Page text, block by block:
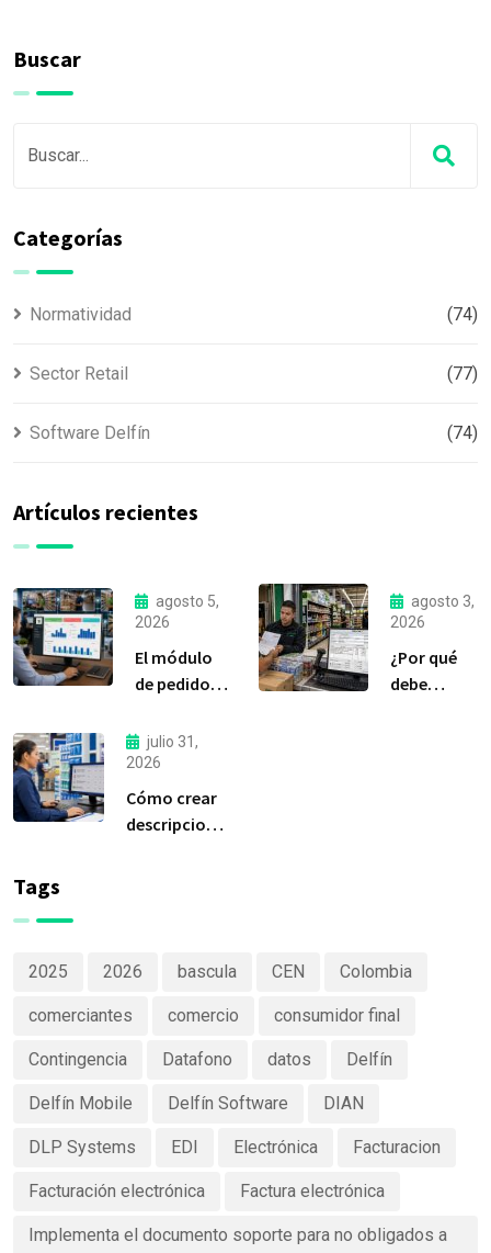
Buscar
Categorías
Normatividad (74)
Sector Retail (77)
Software Delfín (74)
Artículos recientes
agosto 5,
2026
El módulo
de pedidos:
la
herramienta
más
importante
de Delfín
agosto 3,
2026
¿Por qué
debe
julio 31,
2026
Cómo crear
descripciones
Tags
2025 2026 bascula CEN Colombia
comerciantes comercio consumidor final
Contingencia Datafono datos Delfín
Delfín Mobile Delfín Software DIAN
DLP Systems EDI Electrónica Facturacion
Facturación electrónica Factura electrónica
Implementa el documento soporte para no obligados a